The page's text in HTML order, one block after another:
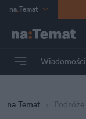
na:Temat
Poland
mama
Rozrywka
Wiadomości
na:Temat Podróże